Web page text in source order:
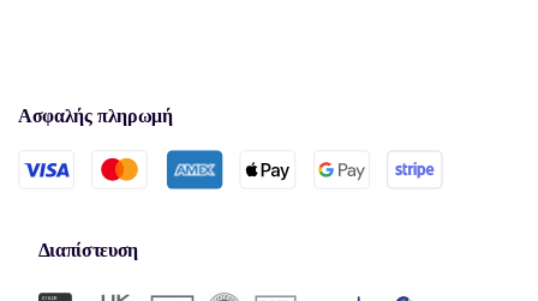
Ασφαλής πληρωμή
Διαπίστευση